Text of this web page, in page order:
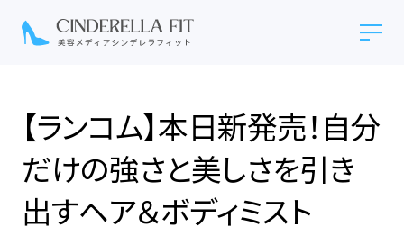
【ランコム】本日新発売！自分
だけの強さと美しさを引き
出す​ヘア＆ボディミスト​​​